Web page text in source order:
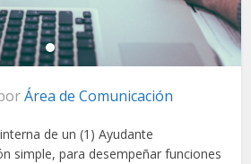
Área de Comunicación
de un (1) Ayudante
simple, para desempeñar funciones